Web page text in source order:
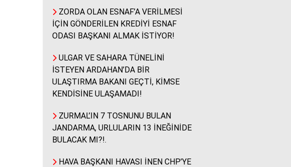
Rodi Baz
İÇİMDEKİ ŞEHİR..
İsmail Ögeday
Blok Mermer Fuarı ve
Kaçırılmaması Gereken
Bir Fırsat
Sevgi Yetmez, Alan
ZORDA OLAN ESNAF’A VERİLMESİ
İÇİN GÖNDERİLEN KREDİYİ ESNAF
ODASI BAŞKANI ALMAK İSTİYOR!
ULGAR VE SAHARA TÜNELİNİ
İSTEYEN ARDAHAN’DA BİR
ULAŞTIRMA BAKANI GEÇTİ, KİMSE
KENDİSİNE ULAŞAMADI!
ZURMAL’IN 7 TOSNUNU BULAN
JANDARMA, URLULARIN 13 İNEĞİNİDE
BULACAK MI?!.
HAVA BAŞKANI HAVASI İNEN CHP’YE